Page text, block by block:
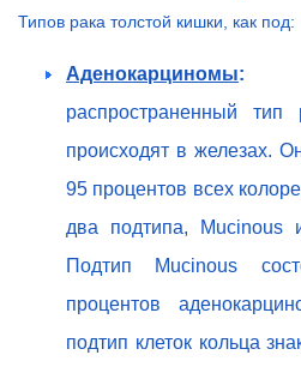
Типов рака толстой кишки, как под:
Аденокарциномы:
распространенный
происходят в железах.
95 процентов всех
два подтипа, Mucinous
Подтип Mucinous
процентов
подтип клеток кольца